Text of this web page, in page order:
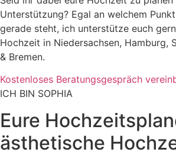
Unterstützung? Egal an welchem
gerade steht, ich unterstütze euch
Hochzeit in Niedersachsen, Hamburg,
& Bremen.
Kostenloses Beratungsgespräch
ICH BIN SOPHIA
Eure
ästhetische